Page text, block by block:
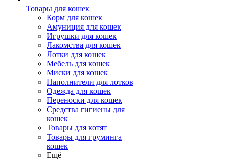
Товары для кошек
Корм для кошек
Амуниция для кошек
Игрушки для кошек
Лакомства для кошек
Лотки для кошек
Мебель для кошек
Миски для кошек
Наполнители для лотков
Одежда для кошек
Переноски для кошек
Средства гигиены для
кошек
Товары для котят
Товары для груминга
кошек
Ещё